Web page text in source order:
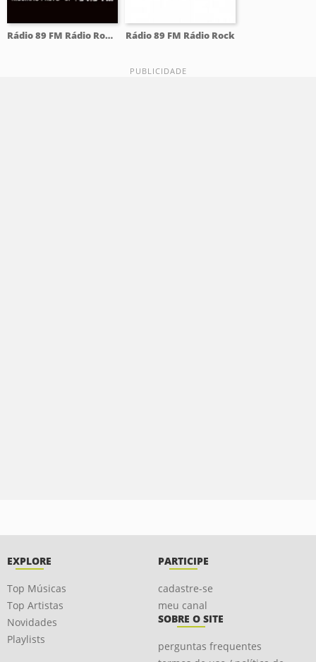
Rádio 89 FM Rádio Rock 94.5 FM Rádio 89 FM Rádio Rock
EXPLORE
Top Músicas
Top Artistas
Novidades
Playlists
PARTICIPE
cadastre-se
meu canal
SOBRE O SITE
perguntas frequentes